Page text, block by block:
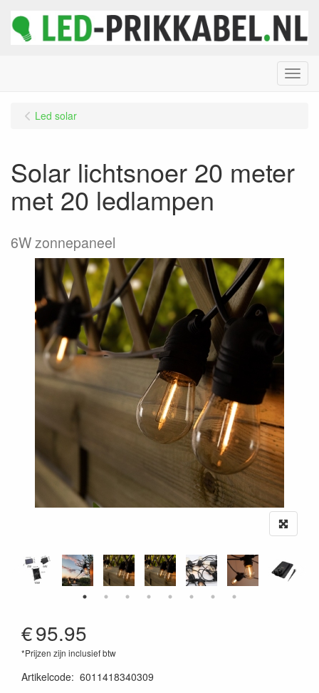
Menu
Led solar
Solar lichtsnoer 20 meter
met 20 ledlampen
6W zonnepaneel
€95.95
*Prijzen zijn inclusief btw
Artikelcode: 6011418340309